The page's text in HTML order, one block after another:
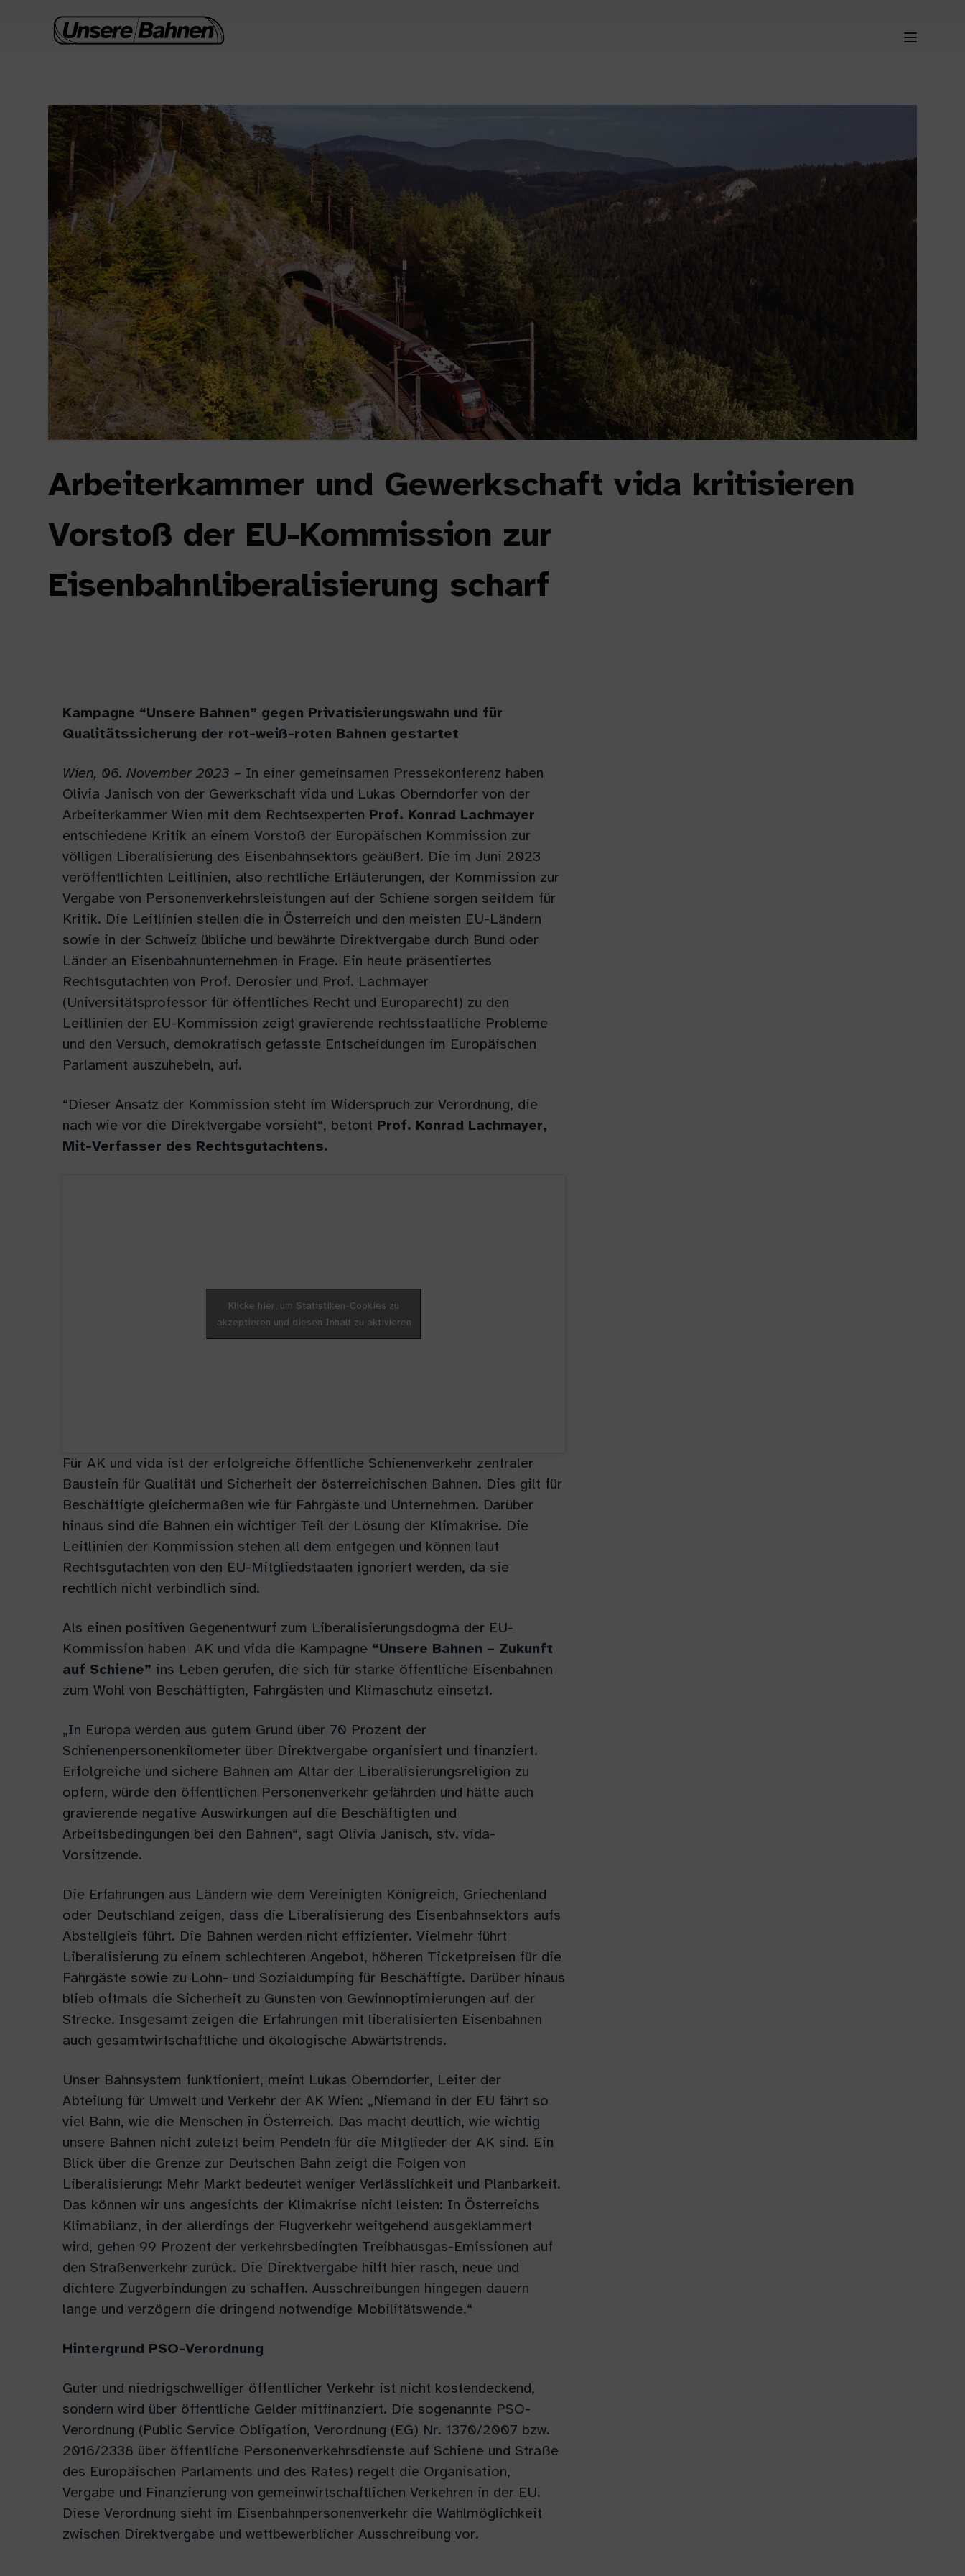
Arbeiterkammer und Gewerkschaft vida kritisieren
Vorstoß der EU-Kommission zur
Eisenbahnliberalisierung scharf
Kampagne “Unsere Bahnen” gegen Privatisierungswahn und für
Qualitätssicherung der rot-weiß-roten Bahnen gestartet
Wien, 06. November 2023 – In einer gemeinsamen Pressekonferenz haben
Olivia Janisch von der Gewerkschaft vida und Lukas Oberndorfer von der
Arbeiterkammer Wien mit dem Rechtsexperten Prof. Konrad Lachmayer
entschiedene Kritik an einem Vorstoß der Europäischen Kommission zur
völligen Liberalisierung des Eisenbahnsektors geäußert. Die im Juni 2023
veröffentlichten Leitlinien, also rechtliche Erläuterungen, der Kommission zur
Vergabe von Personenverkehrsleistungen auf der Schiene sorgen seitdem für
Kritik. Die Leitlinien stellen die in Österreich und den meisten EU-Ländern
sowie in der Schweiz übliche und bewährte Direktvergabe durch Bund oder
Länder an Eisenbahnunternehmen in Frage. Ein heute präsentiertes
Rechtsgutachten von Prof. Derosier und Prof. Lachmayer
(Universitätsprofessor für öffentliches Recht und Europarecht) zu den
Leitlinien der EU-Kommission zeigt gravierende rechtsstaatliche Probleme
und den Versuch, demokratisch gefasste Entscheidungen im Europäischen
Parlament auszuhebeln, auf.
“Dieser Ansatz der Kommission steht im Widerspruch zur Verordnung, die
nach wie vor die Direktvergabe vorsieht“, betont Prof. Konrad Lachmayer,
Mit-Verfasser des Rechtsgutachtens.
Klicke hier, um Statistiken-Cookies zu
akzeptieren und diesen Inhalt zu aktivieren
Für AK und vida ist der erfolgreiche öffentliche Schienenverkehr zentraler
Baustein für Qualität und Sicherheit der österreichischen Bahnen. Dies gilt für
Beschäftigte gleichermaßen wie für Fahrgäste und Unternehmen. Darüber
hinaus sind die Bahnen ein wichtiger Teil der Lösung der Klimakrise. Die
Leitlinien der Kommission stehen all dem entgegen und können laut
Rechtsgutachten von den EU-Mitgliedstaaten ignoriert werden, da sie
rechtlich nicht verbindlich sind.
Als einen positiven Gegenentwurf zum Liberalisierungsdogma der EU-
Kommission haben AK und vida die Kampagne “Unsere Bahnen – Zukunft
auf Schiene” ins Leben gerufen, die sich für starke öffentliche Eisenbahnen
zum Wohl von Beschäftigten, Fahrgästen und Klimaschutz einsetzt.
„In Europa werden aus gutem Grund über 70 Prozent der
Schienenpersonenkilometer über Direktvergabe organisiert und finanziert.
Erfolgreiche und sichere Bahnen am Altar der Liberalisierungsreligion zu
opfern, würde den öffentlichen Personenverkehr gefährden und hätte auch
gravierende negative Auswirkungen auf die Beschäftigten und
Arbeitsbedingungen bei den Bahnen“, sagt Olivia Janisch, stv. vida-
Vorsitzende.
Die Erfahrungen aus Ländern wie dem Vereinigten Königreich, Griechenland
oder Deutschland zeigen, dass die Liberalisierung des Eisenbahnsektors aufs
Abstellgleis führt. Die Bahnen werden nicht effizienter. Vielmehr führt
Liberalisierung zu einem schlechteren Angebot, höheren Ticketpreisen für die
Fahrgäste sowie zu Lohn- und Sozialdumping für Beschäftigte. Darüber hinaus
blieb oftmals die Sicherheit zu Gunsten von Gewinnoptimierungen auf der
Strecke. Insgesamt zeigen die Erfahrungen mit liberalisierten Eisenbahnen
auch gesamtwirtschaftliche und ökologische Abwärtstrends.
Unser Bahnsystem funktioniert, meint Lukas Oberndorfer, Leiter der
Abteilung für Umwelt und Verkehr der AK Wien: „Niemand in der EU fährt so
viel Bahn, wie die Menschen in Österreich. Das macht deutlich, wie wichtig
unsere Bahnen nicht zuletzt beim Pendeln für die Mitglieder der AK sind. Ein
Blick über die Grenze zur Deutschen Bahn zeigt die Folgen von
Liberalisierung: Mehr Markt bedeutet weniger Verlässlichkeit und Planbarkeit.
Das können wir uns angesichts der Klimakrise nicht leisten: In Österreichs
Klimabilanz, in der allerdings der Flugverkehr weitgehend ausgeklammert
wird, gehen 99 Prozent der verkehrsbedingten Treibhausgas-Emissionen auf
den Straßenverkehr zurück. Die Direktvergabe hilft hier rasch, neue und
dichtere Zugverbindungen zu schaffen. Ausschreibungen hingegen dauern
lange und verzögern die dringend notwendige Mobilitätswende.“
Hintergrund PSO-Verordnung
Guter und niedrigschwelliger öffentlicher Verkehr ist nicht kostendeckend,
sondern wird über öffentliche Gelder mitfinanziert. Die sogenannte PSO-
Verordnung (Public Service Obligation, Verordnung (EG) Nr. 1370/2007 bzw.
2016/2338 über öffentliche Personenverkehrsdienste auf Schiene und Straße
des Europäischen Parlaments und des Rates) regelt die Organisation,
Vergabe und Finanzierung von gemeinwirtschaftlichen Verkehren in der EU.
Diese Verordnung sieht im Eisenbahnpersonenverkehr die Wahlmöglichkeit
zwischen Direktvergabe und wettbewerblicher Ausschreibung vor.